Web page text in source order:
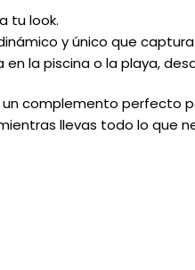
tu look.
y único que
la piscina o la playa,
complemento perfecto
llevas todo lo que